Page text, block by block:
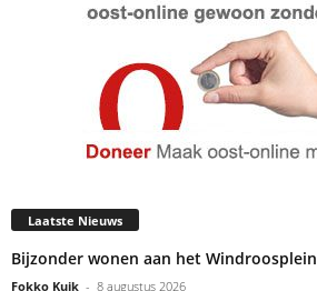
Laatste Nieuws
Bijzonder wonen aan het Windroosplein
Fokko Kuik - 8 augustus 2026